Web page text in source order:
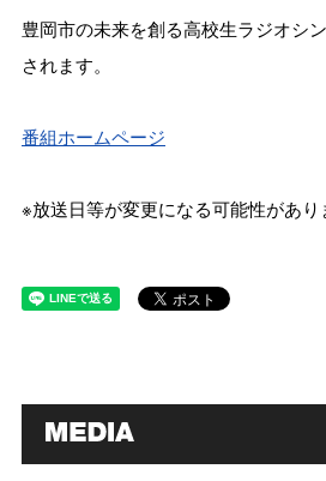
豊岡市の未来を創る高校生ラジオシ
されます。
番組ホームページ
※放送日等が変更になる可能性があり